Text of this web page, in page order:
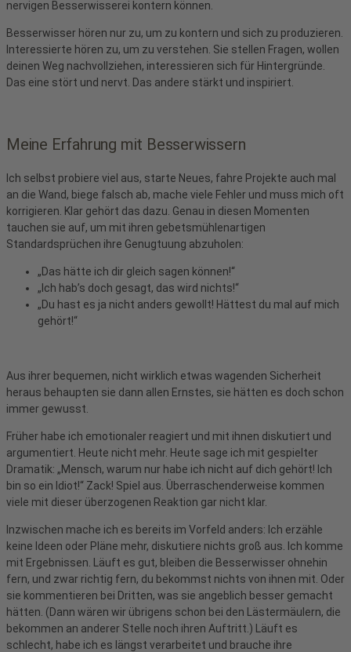
nervigen Besserwisserei kontern können.
Besserwisser hören nur zu, um zu kontern und sich zu produzieren.
Interessierte hören zu, um zu verstehen. Sie stellen Fragen, wollen
deinen Weg nachvollziehen, interessieren sich für Hintergründe.
Das eine stört und nervt. Das andere stärkt und inspiriert.
Meine Erfahrung mit Besserwissern
Ich selbst probiere viel aus, starte Neues, fahre Projekte auch mal
an die Wand, biege falsch ab, mache viele Fehler und muss mich oft
korrigieren. Klar gehört das dazu. Genau in diesen Momenten
tauchen sie auf, um mit ihren gebetsmühlenartigen
Standardsprüchen ihre Genugtuung abzuholen:
„Das hätte ich dir gleich sagen können!“
„Ich hab’s doch gesagt, das wird nichts!“
„Du hast es ja nicht anders gewollt! Hättest du mal auf mich
gehört!“
Aus ihrer bequemen, nicht wirklich etwas wagenden Sicherheit
heraus behaupten sie dann allen Ernstes, sie hätten es doch schon
immer gewusst.
Früher habe ich emotionaler reagiert und mit ihnen diskutiert und
argumentiert. Heute nicht mehr. Heute sage ich mit gespielter
Dramatik: „Mensch, warum nur habe ich nicht auf dich gehört! Ich
bin so ein Idiot!“ Zack! Spiel aus. Überraschenderweise kommen
viele mit dieser überzogenen Reaktion gar nicht klar.
Inzwischen mache ich es bereits im Vorfeld anders: Ich erzähle
keine Ideen oder Pläne mehr, diskutiere nichts groß aus. Ich komme
mit Ergebnissen. Läuft es gut, bleiben die Besserwisser ohnehin
fern, und zwar richtig fern, du bekommst nichts von ihnen mit. Oder
sie kommentieren bei Dritten, was sie angeblich besser gemacht
hätten. (Dann wären wir übrigens schon bei den Lästermäulern, die
bekommen an anderer Stelle noch ihren Auftritt.) Läuft es
schlecht, habe ich es längst verarbeitet und brauche ihre